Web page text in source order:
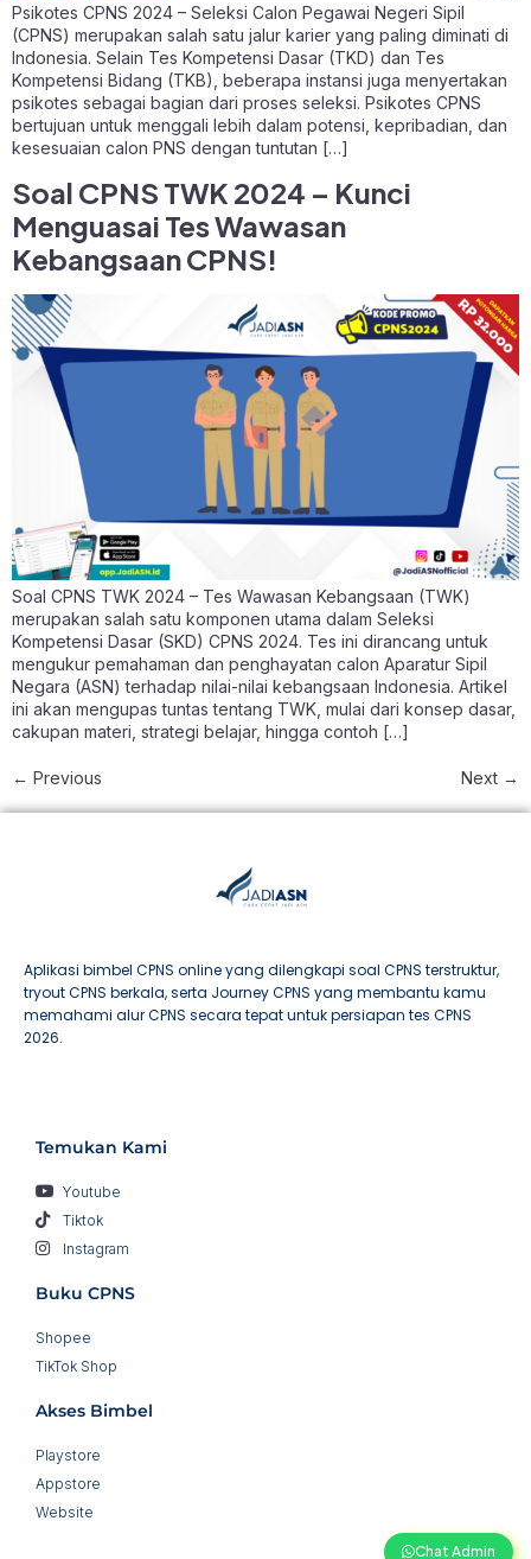
Psikotes CPNS 2024 – Seleksi Calon Pegawai Negeri Sipil
(CPNS) merupakan salah satu jalur karier yang paling diminati di
Indonesia. Selain Tes Kompetensi Dasar (TKD) dan Tes
Kompetensi Bidang (TKB), beberapa instansi juga menyertakan
psikotes sebagai bagian dari proses seleksi. Psikotes CPNS
bertujuan untuk menggali lebih dalam potensi, kepribadian, dan
kesesuaian calon PNS dengan tuntutan […]
Soal CPNS TWK 2024 – Kunci
Menguasai Tes Wawasan
Kebangsaan CPNS!
Soal CPNS TWK 2024 – Tes Wawasan Kebangsaan (TWK)
merupakan salah satu komponen utama dalam Seleksi
Kompetensi Dasar (SKD) CPNS 2024. Tes ini dirancang untuk
mengukur pemahaman dan penghayatan calon Aparatur Sipil
Negara (ASN) terhadap nilai-nilai kebangsaan Indonesia. Artikel
ini akan mengupas tuntas tentang TWK, mulai dari konsep dasar,
cakupan materi, strategi belajar, hingga contoh […]
← Previous Next →
Aplikasi bimbel CPNS online yang dilengkapi soal CPNS terstruktur,
tryout CPNS berkala, serta Journey CPNS yang membantu kamu
memahami alur CPNS secara tepat untuk persiapan tes CPNS
2026.
Temukan Kami
Youtube
Tiktok
Instagram
Buku CPNS
Shopee
TikTok Shop
Akses Bimbel
Playstore
Appstore
Website
Chat Admin